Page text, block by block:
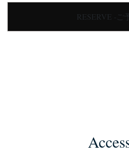
RESERVE -ご